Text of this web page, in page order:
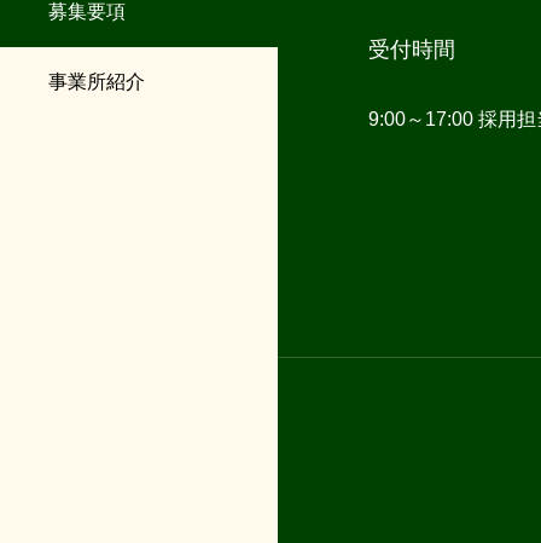
募集要項
事業所紹介
受付時間
9:00～17:00 採用